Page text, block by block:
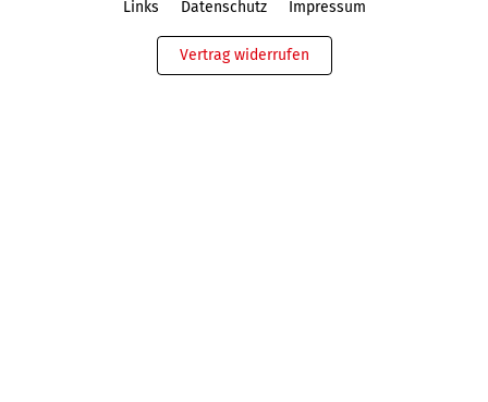
Links Datenschutz Impressum
Vertrag widerrufen